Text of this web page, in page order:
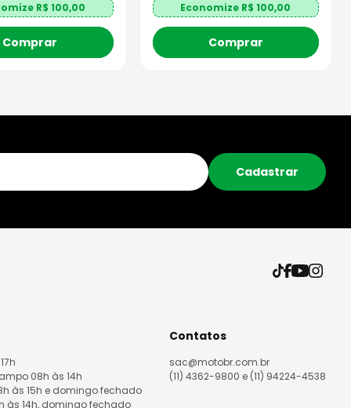
R$ 100,00
Comprar
Economize R$100,00
Comprar
Cadastrar
08h às 14h
às 15h e domingo fechado
às 14h, domingo fechado
Contatos
sac@motobr.com.br
(11) 4362-9800 e (11) 94224-4538